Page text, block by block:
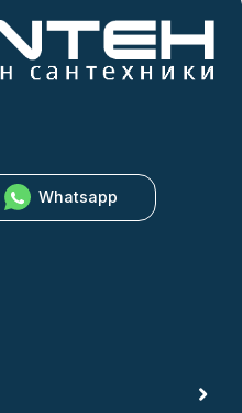
Whatsapp